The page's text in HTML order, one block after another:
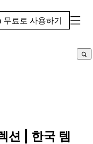
료로 사용하기
션 | 한국 템